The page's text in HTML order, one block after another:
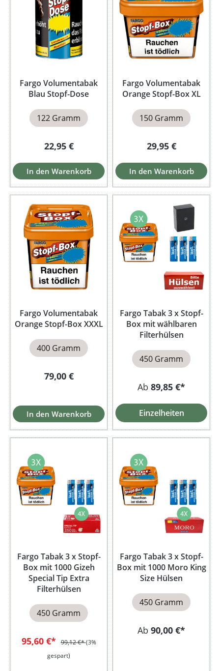
Fargo Volumentabak
Blau Stopf-Dose
122 Gramm
Regulärer Preis:
22,95 €
In den Warenkorb
Fargo Volumentabak
Orange Stopf-Box XL
150 Gramm
Regulärer Preis:
29,95 €
In den Warenkorb
Fargo Volumentabak
Orange Stopf-Box XXXL
400 Gramm
Regulärer Preis:
79,00 €
In den Warenkorb
Fargo Tabak 3 x Stopf-
Box mit wählbaren
Filterhülsen
450 Gramm
Ab 89,85 €*
Einzelheiten
Fargo Tabak 3 x Stopf-
Box mit 1000 Gizeh
Special Tip Extra
Filterhülsen
450 Gramm
95,60 €* 99,12 €*(3%
gespart)
Fargo Tabak 3 x Stopf-
Box mit 1000 Moro King
Size Hülsen
450 Gramm
Ab 90,00 €*